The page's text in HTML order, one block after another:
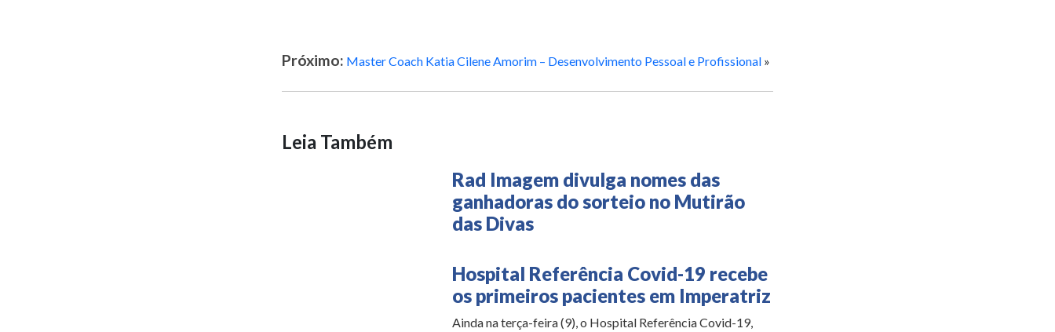
Próximo: Master Coach Katia Cilene Amorim – Desenvolvimento Pessoal e Profissional »
Leia Também
Rad Imagem divulga nomes das
ganhadoras do sorteio no Mutirão
das Divas
Hospital Referência Covid-19 recebe
os primeiros pacientes em Imperatriz
Ainda na terça-feira (9), o Hospital Referência Covid-19,